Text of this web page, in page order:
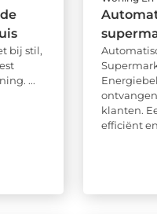
bij stil,
...
klanten.
efficiënt